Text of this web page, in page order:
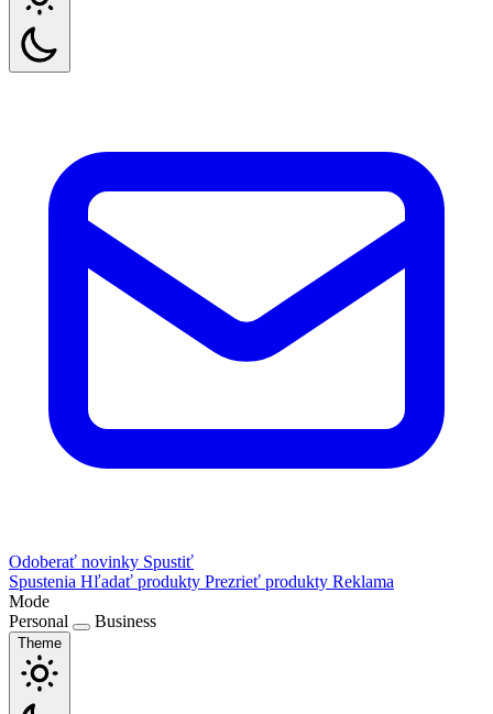
Odoberať novinky Spustiť
Spustenia Hľadať produkty Prezrieť produkty Reklama
Mode
Personal
Business
Theme